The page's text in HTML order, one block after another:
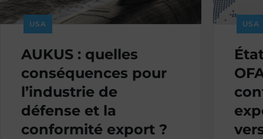
USA
AUKUS : quelles
conséquences pour
l’industrie de
défense et la
conformité export ?
USA